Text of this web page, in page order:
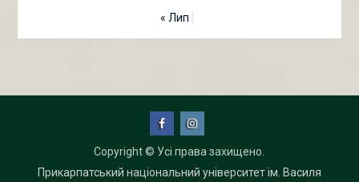
« Лип
Copyright © Усі права захищено.
Прикарпатський національний університет ім. Василя